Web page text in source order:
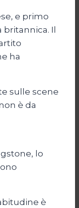
e primo
Il
ha
sulle scene
è da
lo
è